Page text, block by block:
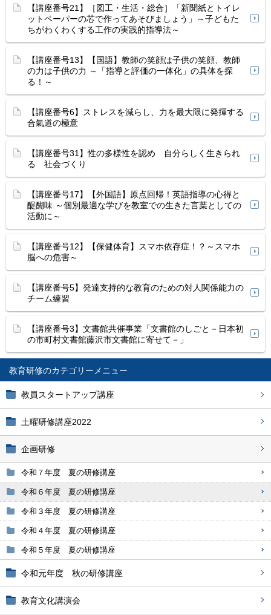
教育研修
教員スタートアップ講座
土曜研修講座2022
企画研修
令和７年度 夏の研修講座
令和６年度 夏の研修講座
令和３年度 夏の研修講座
令和４年度 夏の研修講座
令和５年度 夏の研修講座
令和元年度 秋の研修講座
教育文化講演会
【講座番号21】［図工・生活・総合］「新聞紙とトイレ
ットペーパーの芯で作ってあそびましょう」～子どもた
ちがわくわくする工作の実践的指導法～
【講座番号13】【国語】教師の笑顔は子供の笑顔、教師
の力は子供の力 ～「指導と評価の一体化」の具体を探
る！～
【講座番号6】ストレスを減らし、力を最大限に発揮する
合氣道の極意
【講座番号31】性の多様性を認め 自分らしく生きられ
る 社会づくり
【講座番号17】【外国語】原点回帰！英語指導の心得と
醍醐味 ～個別最適な学びを教室での生きた言葉としての
活動に～
【講座番号12】【保健体育】スマホ依存症！？～スマホ
脳への危害～
【講座番号5】発達支持的な教育のための対人関係能力の
チーム練習
【講座番号3】文書館共催事業「文書館のしごと－日本初
の市町村文書館藤沢市文書館に寄せて－」